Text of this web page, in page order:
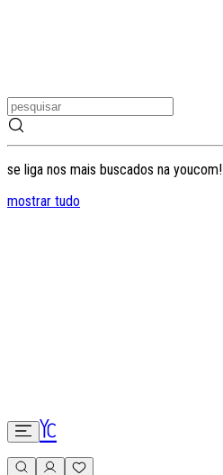
se liga nos mais buscados na youcom!
mostrar tudo